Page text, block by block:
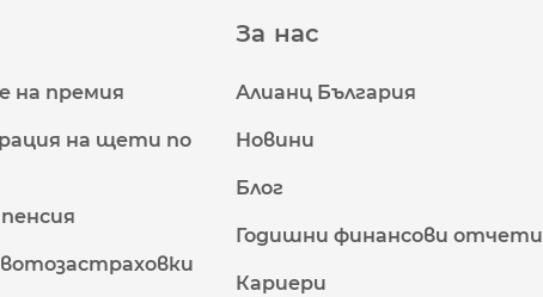
на премия
на щети по
За нас
Алианц България
Новини
Блог
Годишни финансови отчети
Кариери